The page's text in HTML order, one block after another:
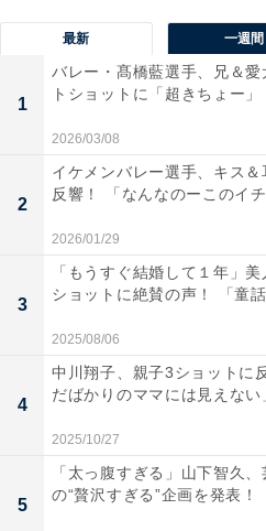
最新 一週間
1
バレー・髙橋藍選手、兄＆
トショットに「超きちょー
2026/03/08
2
イケメンバレー選手、キス
反響！ 「なんなのーこのイ
2026/01/29
3
「もうすぐ結婚して１年」
ショットに絶賛の声！ 「童
2025/08/06
4
中川翔子、親子3ショットに
だばかりのママには見えな
2025/10/27
5
「太っ腹すぎる」山下智久
の“贅沢すぎる”企画を発表！